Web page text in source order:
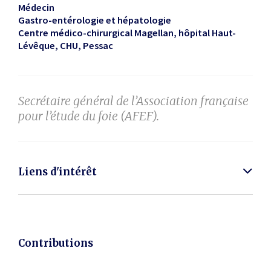
Médecin
Gastro-entérologie et hépatologie
Centre médico-chirurgical Magellan, hôpital Haut-
Lévêque, CHU Pessac
Secrétaire général de l’Association française
pour l’étude du foie (AFEF).
Liens d'intérêt
Contributions